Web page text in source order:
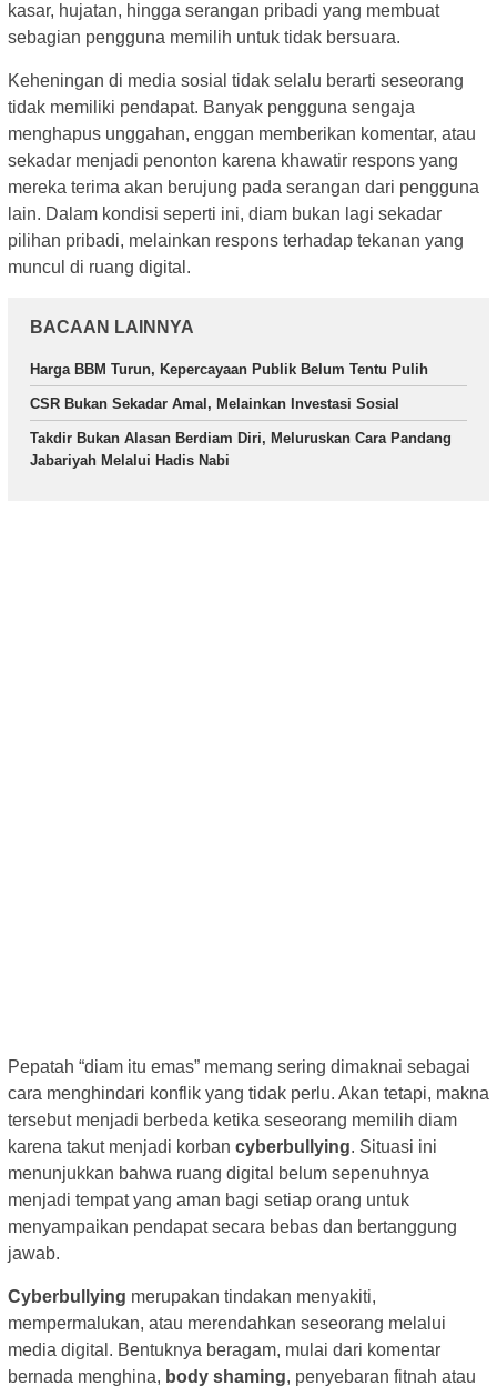
kasar, hujatan, hingga serangan pribadi yang membuat
sebagian pengguna memilih untuk tidak bersuara.
Keheningan di media sosial tidak selalu berarti seseorang
tidak memiliki pendapat. Banyak pengguna sengaja
menghapus unggahan, enggan memberikan komentar, atau
sekadar menjadi penonton karena khawatir respons yang
mereka terima akan berujung pada serangan dari pengguna
lain. Dalam kondisi seperti ini, diam bukan lagi sekadar
pilihan pribadi, melainkan respons terhadap tekanan yang
muncul di ruang digital.
BACAAN LAINNYA
Harga BBM Turun, Kepercayaan Publik Belum Tentu Pulih
CSR Bukan Sekadar Amal, Melainkan Investasi Sosial
Takdir Bukan Alasan Berdiam Diri, Meluruskan Cara Pandang
Jabariyah Melalui Hadis Nabi
Pepatah “diam itu emas” memang sering dimaknai sebagai
cara menghindari konflik yang tidak perlu. Akan tetapi, makna
tersebut menjadi berbeda ketika seseorang memilih diam
karena takut menjadi korban cyberbullying. Situasi ini
menunjukkan bahwa ruang digital belum sepenuhnya
menjadi tempat yang aman bagi setiap orang untuk
menyampaikan pendapat secara bebas dan bertanggung
jawab.
Cyberbullying merupakan tindakan menyakiti,
mempermalukan, atau merendahkan seseorang melalui
media digital. Bentuknya beragam, mulai dari komentar
bernada menghina, body shaming, penyebaran fitnah atau